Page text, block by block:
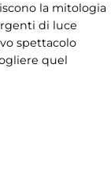
la mitologia
di luce
spettacolo
quel